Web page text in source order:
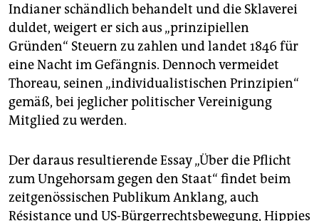
Indianer schändlich behandelt und die Sklaverei
duldet, weigert er sich aus „prinzipiellen
Gründen“ Steuern zu zahlen und landet 1846 für
eine Nacht im Gefängnis. Dennoch vermeidet
Thoreau, seinen „individualistischen Prinzipien“
gemäß, bei jeglicher politischer Vereinigung
Mitglied zu werden.
Der daraus resultierende Essay „Über die Pflicht
zum Ungehorsam gegen den Staat“ findet beim
zeitgenössischen Publikum Anklang, auch
Résistance und US-Bürgerrechtsbewegung, Hippies